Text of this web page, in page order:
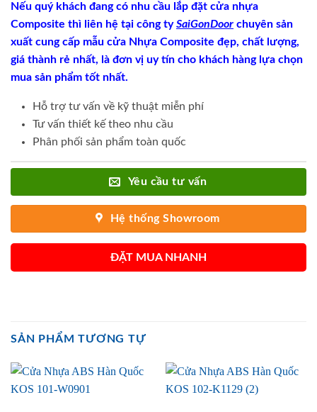
Nếu quý khách đang có nhu cầu lắp đặt cửa nhựa
Composite thì liên hệ tại công tySaiGonDoor chuyên sản
xuất cung cấp mẫu cửa Nhựa Composite đẹp, chất lượng,
giá thành rẻ nhất, là đơn vị uy tín cho khách hàng lựa chọn
mua sản phẩm tốt nhất.
Hỗ trợ tư vấn về kỹ thuật miễn phí
Tư vấn thiết kế theo nhu cầu
Phân phối sản phẩm toàn quốc
Yêu cầu tư vấn
Hệ thống Showroom
ĐẶT MUA NHANH
SẢN PHẨM TƯƠNG TỰ